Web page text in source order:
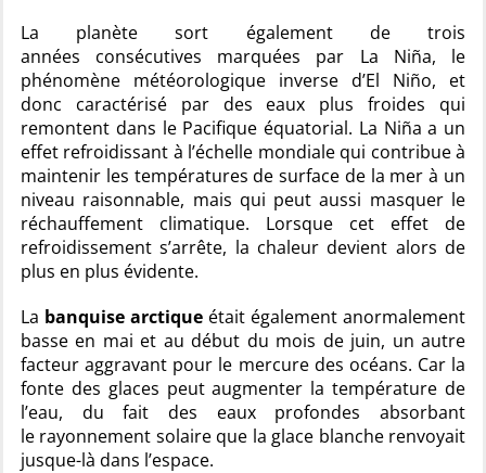
La planète sort également de trois
années consécutives marquées par La Niña, le
phénomène météorologique inverse d’El Niño, et
donc caractérisé par des eaux plus froides qui
remontent dans le Pacifique équatorial. La Niña a un
effet refroidissant à l’échelle mondiale qui contribue à
maintenir les températures de surface de la mer à un
niveau raisonnable, mais qui peut aussi masquer le
réchauffement climatique. Lorsque cet effet de
refroidissement s’arrête, la chaleur devient alors de
plus en plus évidente.
La banquise arctique était également anormalement
basse en mai et au début du mois de juin, un autre
facteur aggravant pour le mercure des océans. Car la
fonte des glaces peut augmenter la température de
l’eau, du fait des eaux profondes absorbant
le rayonnement solaire que la glace blanche renvoyait
jusque-là dans l’espace.